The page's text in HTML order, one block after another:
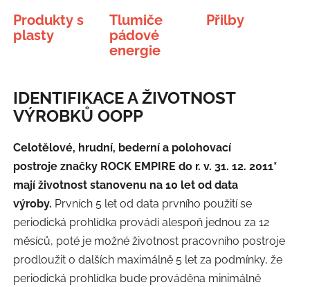
Produkty s
plasty
Tlumiče
pádové
energie
Přilby
IDENTIFIKACE A ŽIVOTNOST
VÝROBKŮ OOPP
Celotělové, hrudní, bederní a polohovací
postroje značky ROCK EMPIRE do r. v. 31. 12. 2011*
mají životnost stanovenu na 10 let od data
výroby. Prvních 5 let od data prvního použití se
periodická prohlídka provádí alespoň jednou za 12
měsíců, poté je možné životnost pracovního postroje
prodloužit o dalších maximálně 5 let za podmínky, že
periodická prohlídka bude prováděna minimálně